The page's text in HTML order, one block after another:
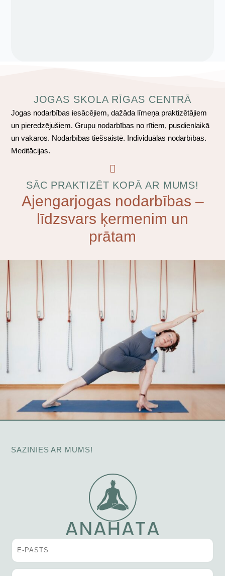
JOGAS SKOLA RĪGAS CENTRĀ
Jogas nodarbības iesācējiem, dažāda līmeņa praktizētājiem
un pieredzējušiem. Grupu nodarbības no rītiem, pusdienlaikā
un vakaros. Nodarbības tiešsaistē. Individuālas nodarbības.
Meditācijas.
SĀC PRAKTIZĒT KOPĀ AR MUMS!
Ajengarjogas nodarbības –
līdzsvars ķermenim un
prātam
SAZINIES AR MUMS!